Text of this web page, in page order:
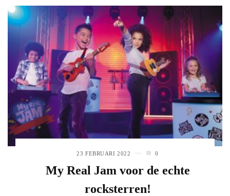
23 FEBRUARI 2022 0
My Real Jam voor de echte
rocksterren!